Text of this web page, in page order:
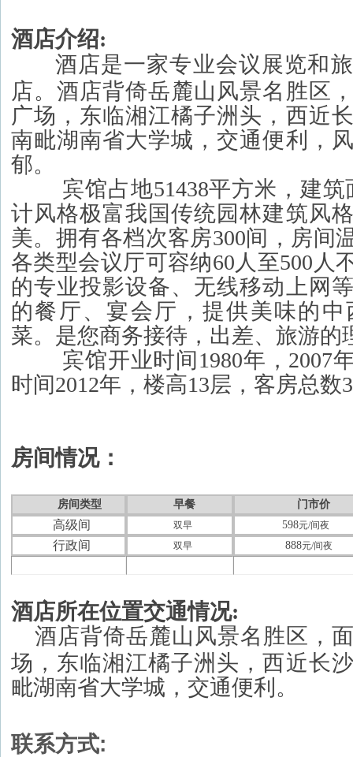
酒店介绍:
酒店是一家专业会议展览和
店。酒店背倚岳麓山风景名胜区
广场，东临湘江橘子洲头，西近
南毗湖南省大学城，交通便利，
郁。
宾馆占地51438平方米，建筑
计风格极富我国传统园林建筑风
美。拥有各档次客房300间，房间
各类型会议厅可容纳60人至500人
的专业投影设备、无线移动上网
的餐厅、宴会厅，提供美味的
菜。是您商务接待，出差、旅游的
宾馆开业时间1980年，2007
时间2012年，楼高13层，客房总数
房间情况：
房间类型 早餐 门市价
高级间 双早 598元/间夜
行政间 双早 888元/间夜
酒店所在位置交通情况:
酒店背倚岳麓山风景名胜区，
场，东临湘江橘子洲头，西近长
毗湖南省大学城，交通便利。
联系方式: